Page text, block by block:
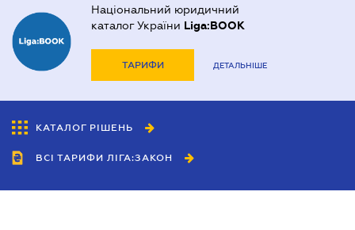
Національний юридичний
каталог України Liga:BOOK
ТАРИФИ ДЕТАЛЬНІШЕ
КАТАЛОГ РІШЕНЬ
ВСІ ТАРИФИ ЛІГА:ЗАКОН